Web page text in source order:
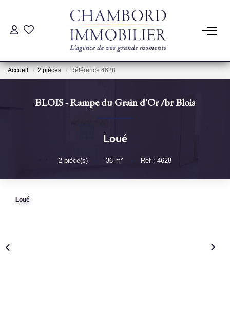
ACHAT
Pré-Estimation
Accueil 2 pièces Référence 4628
BLOIS - Rampe du Grain d'Or/brBlois
Loué
2 pièce(s) • 36 m² • Réf : 4628
Loué